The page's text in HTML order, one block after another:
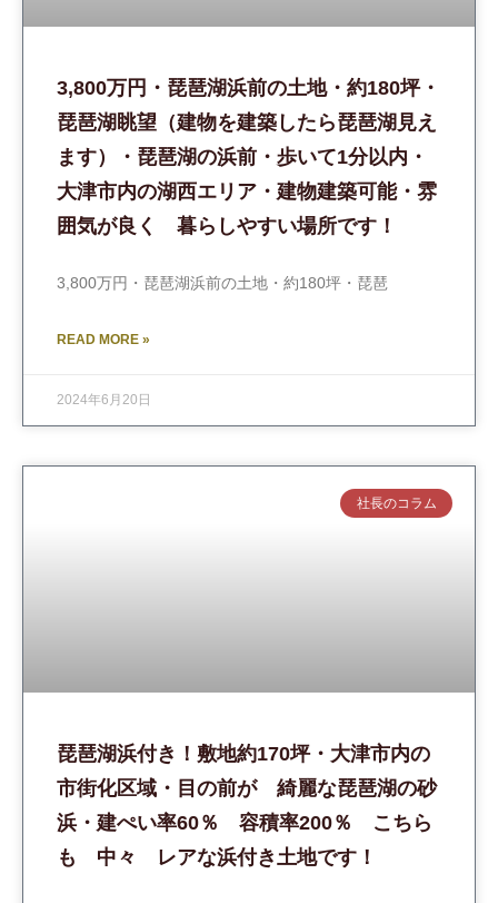
3,800万円・琵琶湖浜前の土地・約180坪・
琵琶湖眺望（建物を建築したら琵琶湖見え
ます）・琵琶湖の浜前・歩いて1分以内・
大津市内の湖西エリア・建物建築可能・雰
囲気が良く 暮らしやすい場所です！
3,800万円・琵琶湖浜前の土地・約180坪・琵琶
READ MORE »
2024年6月20日
社長のコラム
琵琶湖浜付き！敷地約170坪・大津市内の
市街化区域・目の前が 綺麗な琵琶湖の砂
浜・建ぺい率60％ 容積率200％ こちら
も 中々 レアな浜付き土地です！